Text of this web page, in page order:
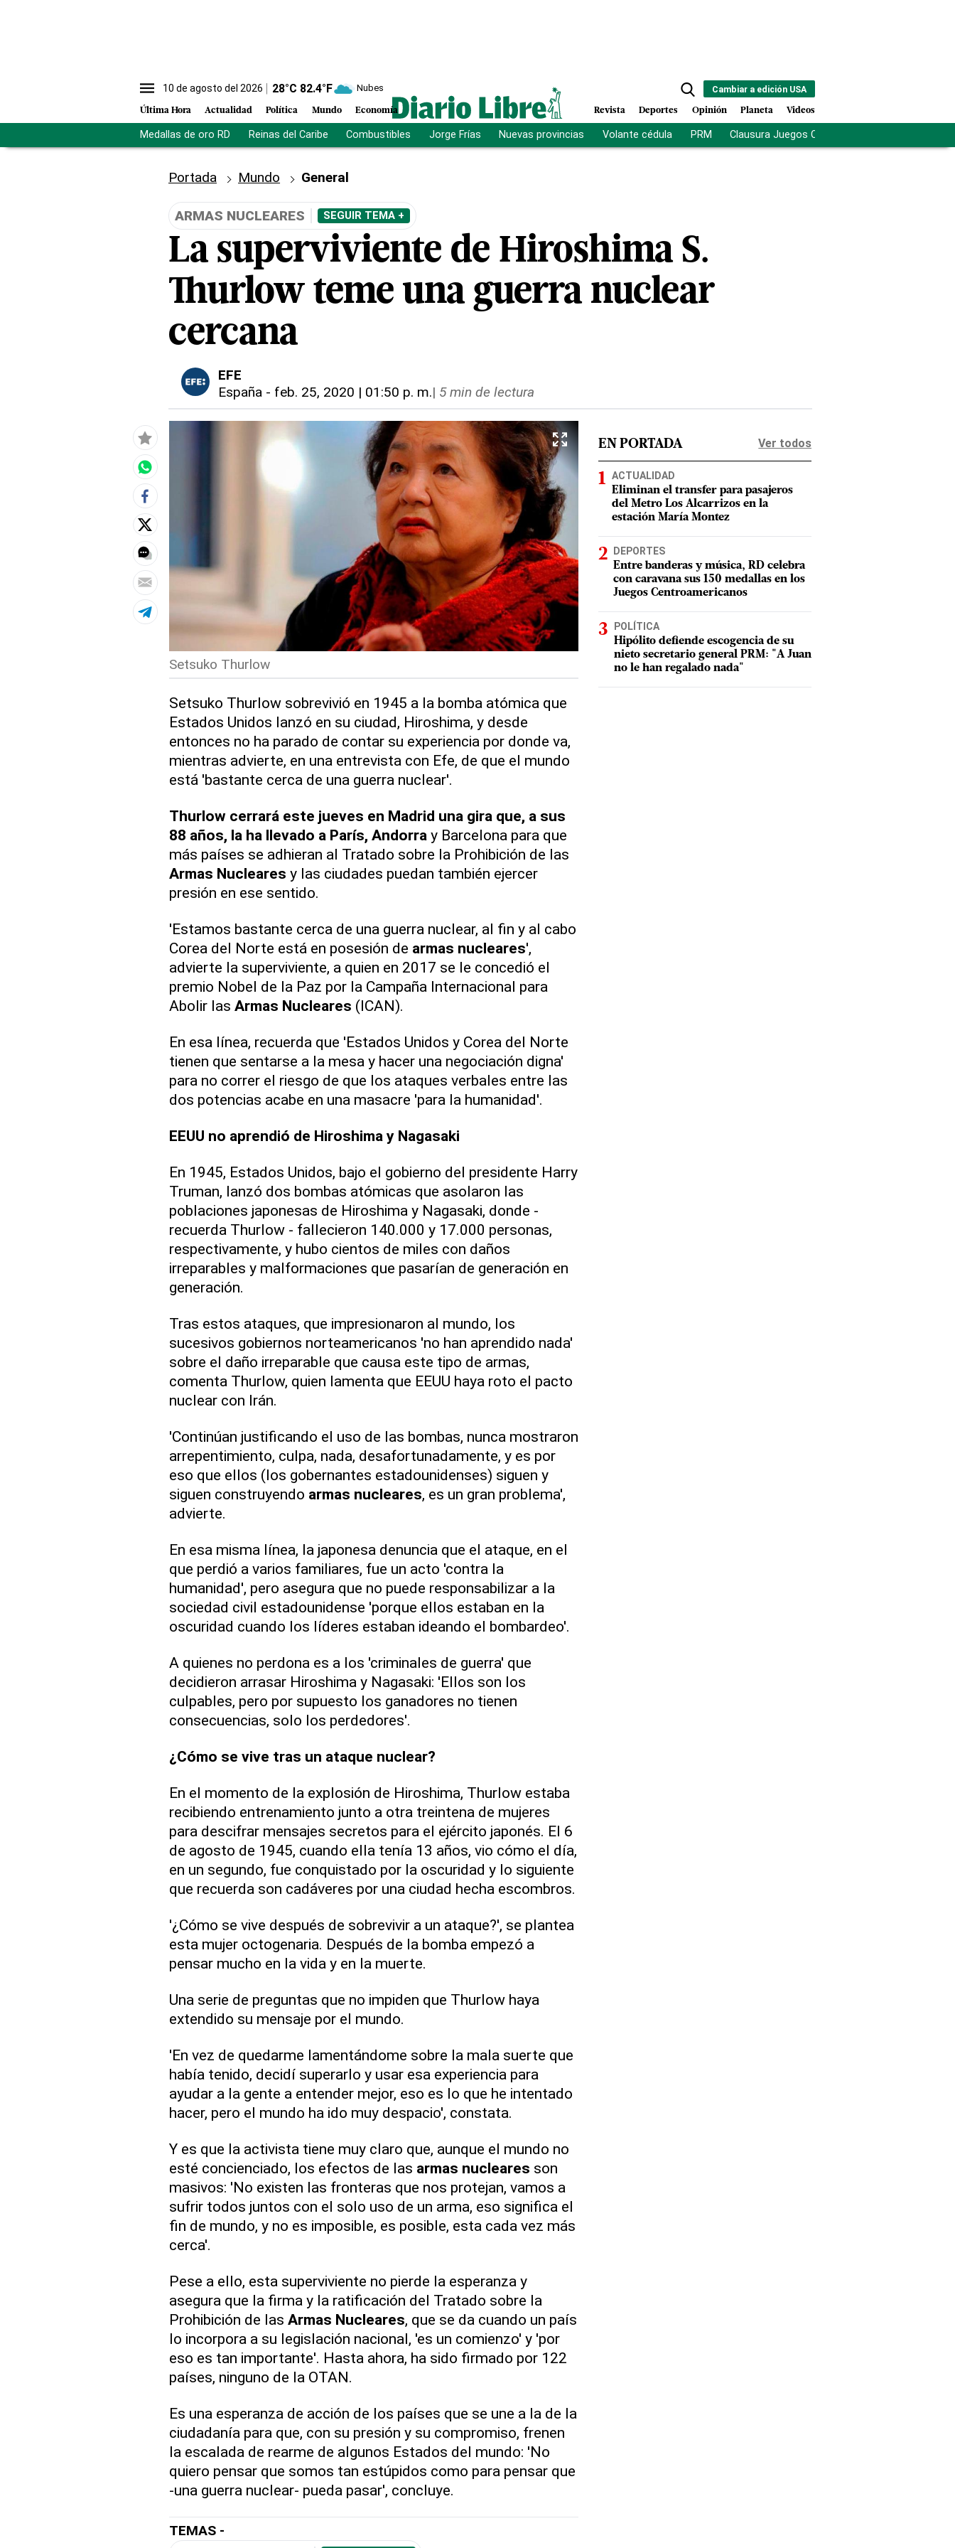
10 de agosto del 2026 28°C 82.4°F Nubes
Última Hora Actualidad Política Mundo Economía
Cambiar a edición USA
Revista Deportes Opinión Planeta Videos
Medallas de oro RD Reinas del Caribe Combustibles Jorge Frías Nuevas provincias Volante cédula PRM Clausura Juegos Centroamericanos
Portada Mundo General
ARMAS NUCLEARES SEGUIR TEMA +
La superviviente de Hiroshima S.
Thurlow teme una guerra nuclear
cercana
EFE
España - feb. 25, 2020 | 01:50 p. m.| 5 min de lectura
Setsuko Thurlow
Setsuko Thurlow sobrevivió en 1945 a la bomba atómica que
Estados Unidos lanzó en su ciudad, Hiroshima, y desde
entonces no ha parado de contar su experiencia por donde va,
mientras advierte, en una entrevista con Efe, de que el mundo
está 'bastante cerca de una guerra nuclear'.
Thurlow cerrará este jueves en Madrid una gira que, a sus
88 años, la ha llevado a París, Andorra y Barcelona para que
más países se adhieran al Tratado sobre la Prohibición de las
Armas Nucleares y las ciudades puedan también ejercer
presión en ese sentido.
'Estamos bastante cerca de una guerra nuclear, al fin y al cabo
Corea del Norte está en posesión de armas nucleares',
advierte la superviviente, a quien en 2017 se le concedió el
premio Nobel de la Paz por la Campaña Internacional para
Abolir las Armas Nucleares (ICAN).
En esa línea, recuerda que 'Estados Unidos y Corea del Norte
tienen que sentarse a la mesa y hacer una negociación digna'
para no correr el riesgo de que los ataques verbales entre las
dos potencias acabe en una masacre 'para la humanidad'.
EEUU no aprendió de Hiroshima y Nagasaki
En 1945, Estados Unidos, bajo el gobierno del presidente Harry
Truman, lanzó dos bombas atómicas que asolaron las
poblaciones japonesas de Hiroshima y Nagasaki, donde -
recuerda Thurlow - fallecieron 140.000 y 17.000 personas,
respectivamente, y hubo cientos de miles con daños
irreparables y malformaciones que pasarían de generación en
generación.
Tras estos ataques, que impresionaron al mundo, los
sucesivos gobiernos norteamericanos 'no han aprendido nada'
sobre el daño irreparable que causa este tipo de armas,
comenta Thurlow, quien lamenta que EEUU haya roto el pacto
nuclear con Irán.
'Continúan justificando el uso de las bombas, nunca mostraron
arrepentimiento, culpa, nada, desafortunadamente, y es por
eso que ellos (los gobernantes estadounidenses) siguen y
siguen construyendo armas nucleares, es un gran problema',
advierte.
En esa misma línea, la japonesa denuncia que el ataque, en el
que perdió a varios familiares, fue un acto 'contra la
humanidad', pero asegura que no puede responsabilizar a la
sociedad civil estadounidense 'porque ellos estaban en la
oscuridad cuando los líderes estaban ideando el bombardeo'.
A quienes no perdona es a los 'criminales de guerra' que
decidieron arrasar Hiroshima y Nagasaki: 'Ellos son los
culpables, pero por supuesto los ganadores no tienen
consecuencias, solo los perdedores'.
¿Cómo se vive tras un ataque nuclear?
En el momento de la explosión de Hiroshima, Thurlow estaba
recibiendo entrenamiento junto a otra treintena de mujeres
para descifrar mensajes secretos para el ejército japonés. El 6
de agosto de 1945, cuando ella tenía 13 años, vio cómo el día,
en un segundo, fue conquistado por la oscuridad y lo siguiente
que recuerda son cadáveres por una ciudad hecha escombros.
'¿Cómo se vive después de sobrevivir a un ataque?', se plantea
esta mujer octogenaria. Después de la bomba empezó a
pensar mucho en la vida y en la muerte.
Una serie de preguntas que no impiden que Thurlow haya
extendido su mensaje por el mundo.
'En vez de quedarme lamentándome sobre la mala suerte que
había tenido, decidí superarlo y usar esa experiencia para
ayudar a la gente a entender mejor, eso es lo que he intentado
hacer, pero el mundo ha ido muy despacio', constata.
Y es que la activista tiene muy claro que, aunque el mundo no
esté concienciado, los efectos de las armas nucleares son
masivos: 'No existen las fronteras que nos protejan, vamos a
sufrir todos juntos con el solo uso de un arma, eso significa el
fin de mundo, y no es imposible, es posible, esta cada vez más
cerca'.
Pese a ello, esta superviviente no pierde la esperanza y
asegura que la firma y la ratificación del Tratado sobre la
Prohibición de las Armas Nucleares, que se da cuando un país
lo incorpora a su legislación nacional, 'es un comienzo' y 'por
eso es tan importante'. Hasta ahora, ha sido firmado por 122
países, ninguno de la OTAN.
Es una esperanza de acción de los países que se une a la de la
ciudadanía para que, con su presión y su compromiso, frenen
la escalada de rearme de algunos Estados del mundo: 'No
quiero pensar que somos tan estúpidos como para pensar que
-una guerra nuclear- pueda pasar', concluye.
TEMAS -
EN PORTADA Ver todos
ACTUALIDAD
Eliminan el transfer para pasajeros
del Metro Los Alcarrizos en la
estación María Montez
DEPORTES
Entre banderas y música, RD celebra
con caravana sus 150 medallas en los
Juegos Centroamericanos
POLÍTICA
Hipólito defiende escogencia de su
nieto secretario general PRM: "A Juan
no le han regalado nada"